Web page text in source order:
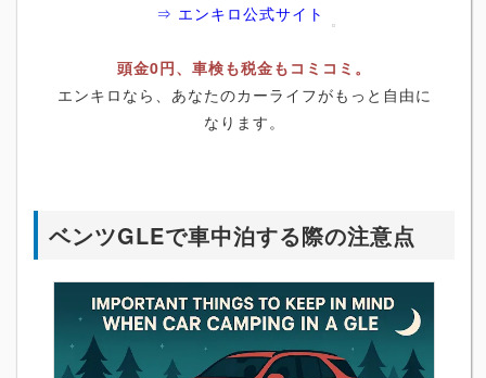
⇒ エンキロ公式サイト
頭金0円、車検も税金もコミコミ。
エンキロなら、あなたのカーライフがもっと自由に
なります。
ベンツGLEで車中泊する際の注意点